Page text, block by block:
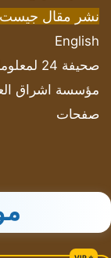
نشر مقال
English
صحيفة 24 لمعلوماتك
مؤسسة اشراق
صفحات